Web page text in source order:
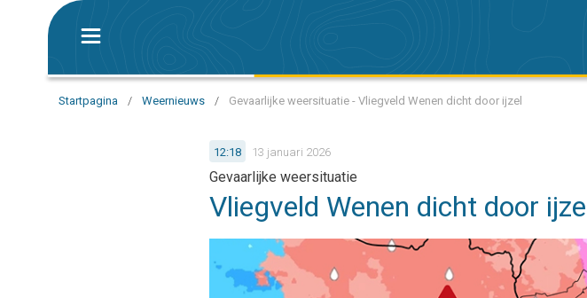
Startpagina / Weernieuws / Gevaarlijke weersituatie - Vliegveld Wenen dicht door ijzel
12:18 13 januari 2026
Gevaarlijke weersituatie
Vliegveld Wenen dicht door